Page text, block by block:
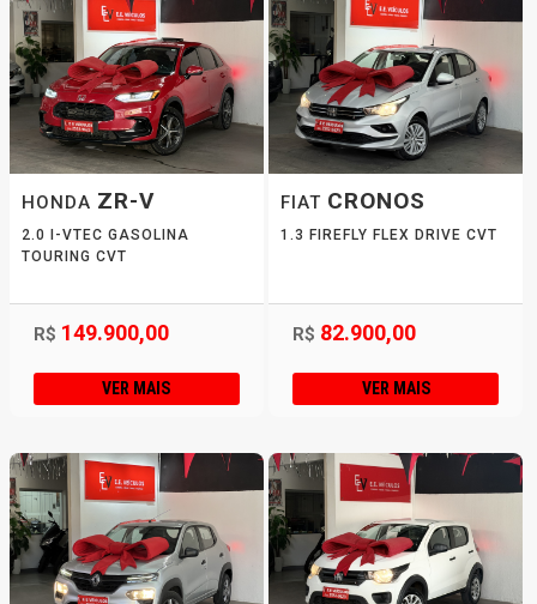
HONDA ZR-V
2.0 I-VTEC GASOLINA
TOURING CVT
R$ 149.900,00
VER MAIS
FIAT CRONOS
1.3 FIREFLY FLEX DRIVE CVT
R$ 82.900,00
VER MAIS